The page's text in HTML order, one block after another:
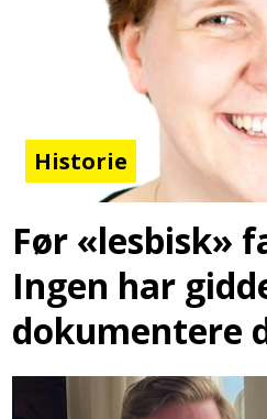
Historie
Før «lesbisk»
Ingen har
dokumentere